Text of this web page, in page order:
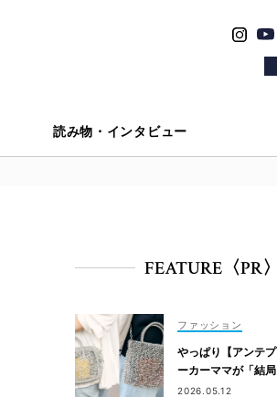
読み物・インタビュー
FEATURE〈PR〉
ファッション
やっぱり【アンテ
ーカーママが「結
ってしまう」納得の
2026.05.12